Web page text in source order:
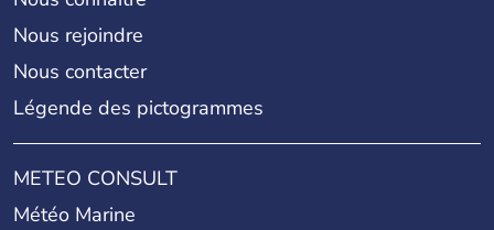
Nous rejoindre
Nous contacter
Légende des pictogrammes
METEO CONSULT
Météo Marine